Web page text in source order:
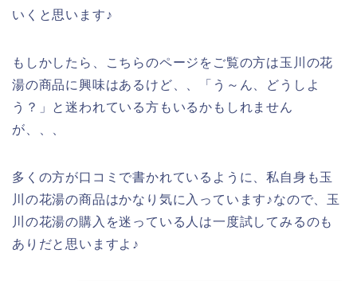
いくと思います♪
もしかしたら、こちらのページをご覧の方は玉川の花
湯の商品に興味はあるけど、、「う～ん、どうしよ
う？」と迷われている方もいるかもしれません
が、、、
多くの方が口コミで書かれているように、私自身も玉
川の花湯の商品はかなり気に入っています♪なので、玉
川の花湯の購入を迷っている人は一度試してみるのも
ありだと思いますよ♪